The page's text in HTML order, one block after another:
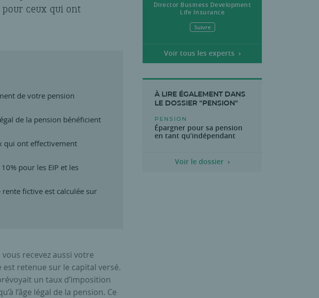
Director Business Development
Life Insurance
Suivre
Voir tous les experts
À LIRE ÉGALEMENT DANS
LE DOSSIER "PENSION"
PENSION
Épargner pour sa pension
en tant qu’indépendant
Voir le dossier
ceux qui ont
de votre pension
de la pension bénéficient
qui ont effectivement
pour les EIP et les
fictive est calculée sur
recevez aussi votre
retenue sur le capital versé.
un taux d’imposition
l’âge légal de la pension. Ce